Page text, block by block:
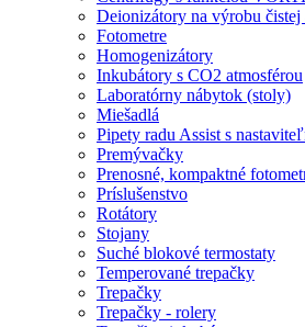
Deionizátory na výrobu
Fotometre
Homogenizátory
Inkubátory s CO2 atmosférou
Laboratórny nábytok (stoly)
Miešadlá
Pipety radu Assist s
Premývačky
Prenosné, kompaktné
Príslušenstvo
Rotátory
Stojany
Suché blokové termostaty
Temperované trepačky
Trepačky
Trepačky - rolery